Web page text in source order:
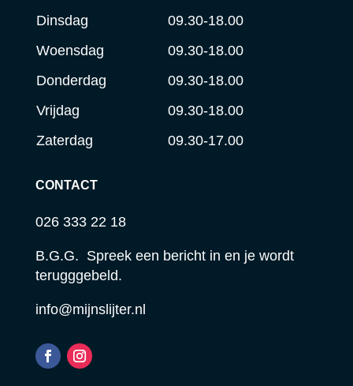
Dinsdag
09.30-18.00
Woensdag
09.30-18.00
Donderdag
09.30-18.00
Vrijdag
09.30-18.00
Zaterdag
09.30-17.00
CONTACT
026 333 22 18
B.G.G. Spreek een bericht in en je wordt
terugggebeld.
info@mijnslijter.nl